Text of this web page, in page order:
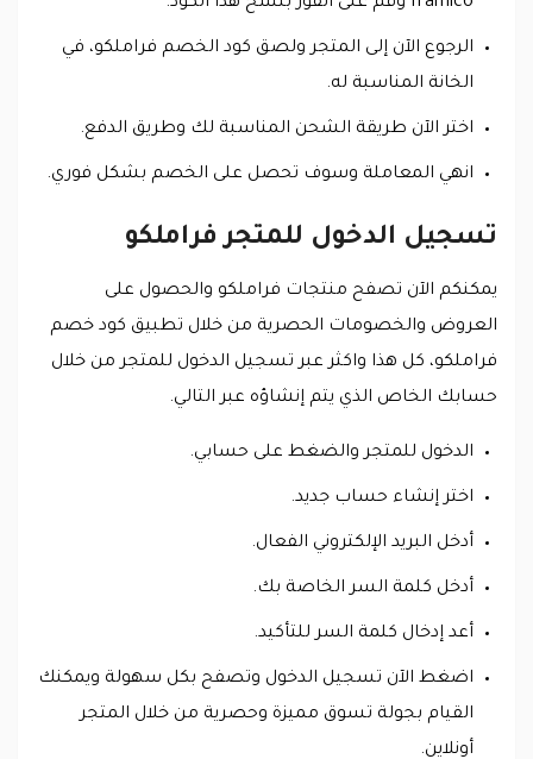
الرجوع الآن إلى المتجر ولصق كود الخصم فراملكو، في
الخانة المناسبة له.
اختر الآن طريقة الشحن المناسبة لك وطريق الدفع.
انهي المعاملة وسوف تحصل على الخصم بشكل فوري.
تسجيل الدخول للمتجر فراملكو
يمكنكم الآن تصفح منتجات فراملكو والحصول على
العروض والخصومات الحصرية من خلال تطبيق كود خصم
فراملكو، كل هذا واكثر عبر تسجيل الدخول للمتجر من خلال
حسابك الخاص الذي يتم إنشاؤه عبر التالي.
الدخول للمتجر والضغط على حسابي.
اختر إنشاء حساب جديد.
أدخل البريد الإلكتروني الفعال.
أدخل كلمة السر الخاصة بك.
أعد إدخال كلمة السر للتأكيد.
اضغط الآن تسجيل الدخول وتصفح بكل سهولة ويمكنك
القيام بجولة تسوق مميزة وحصرية من خلال المتجر
أونلاين.